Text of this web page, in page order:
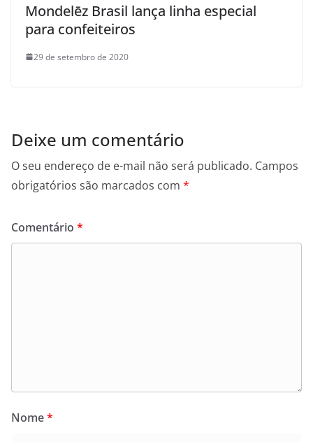
Mondelēz Brasil lança linha especial
para confeiteiros
29 de setembro de 2020
Deixe um comentário
O seu endereço de e-mail não será publicado. Campos
obrigatórios são marcados com *
Comentário *
Nome*